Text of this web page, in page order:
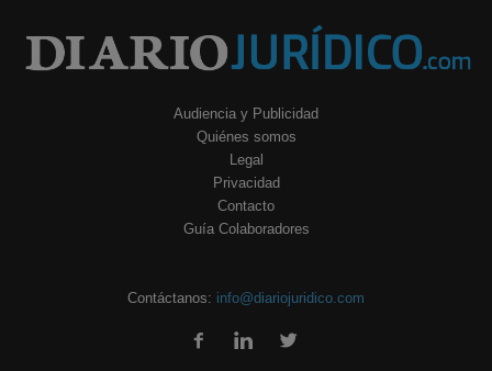
Audiencia y Publicidad
Quiénes somos
Legal
Privacidad
Contacto
Guía Colaboradores
Contáctanos: info@diariojuridico.com